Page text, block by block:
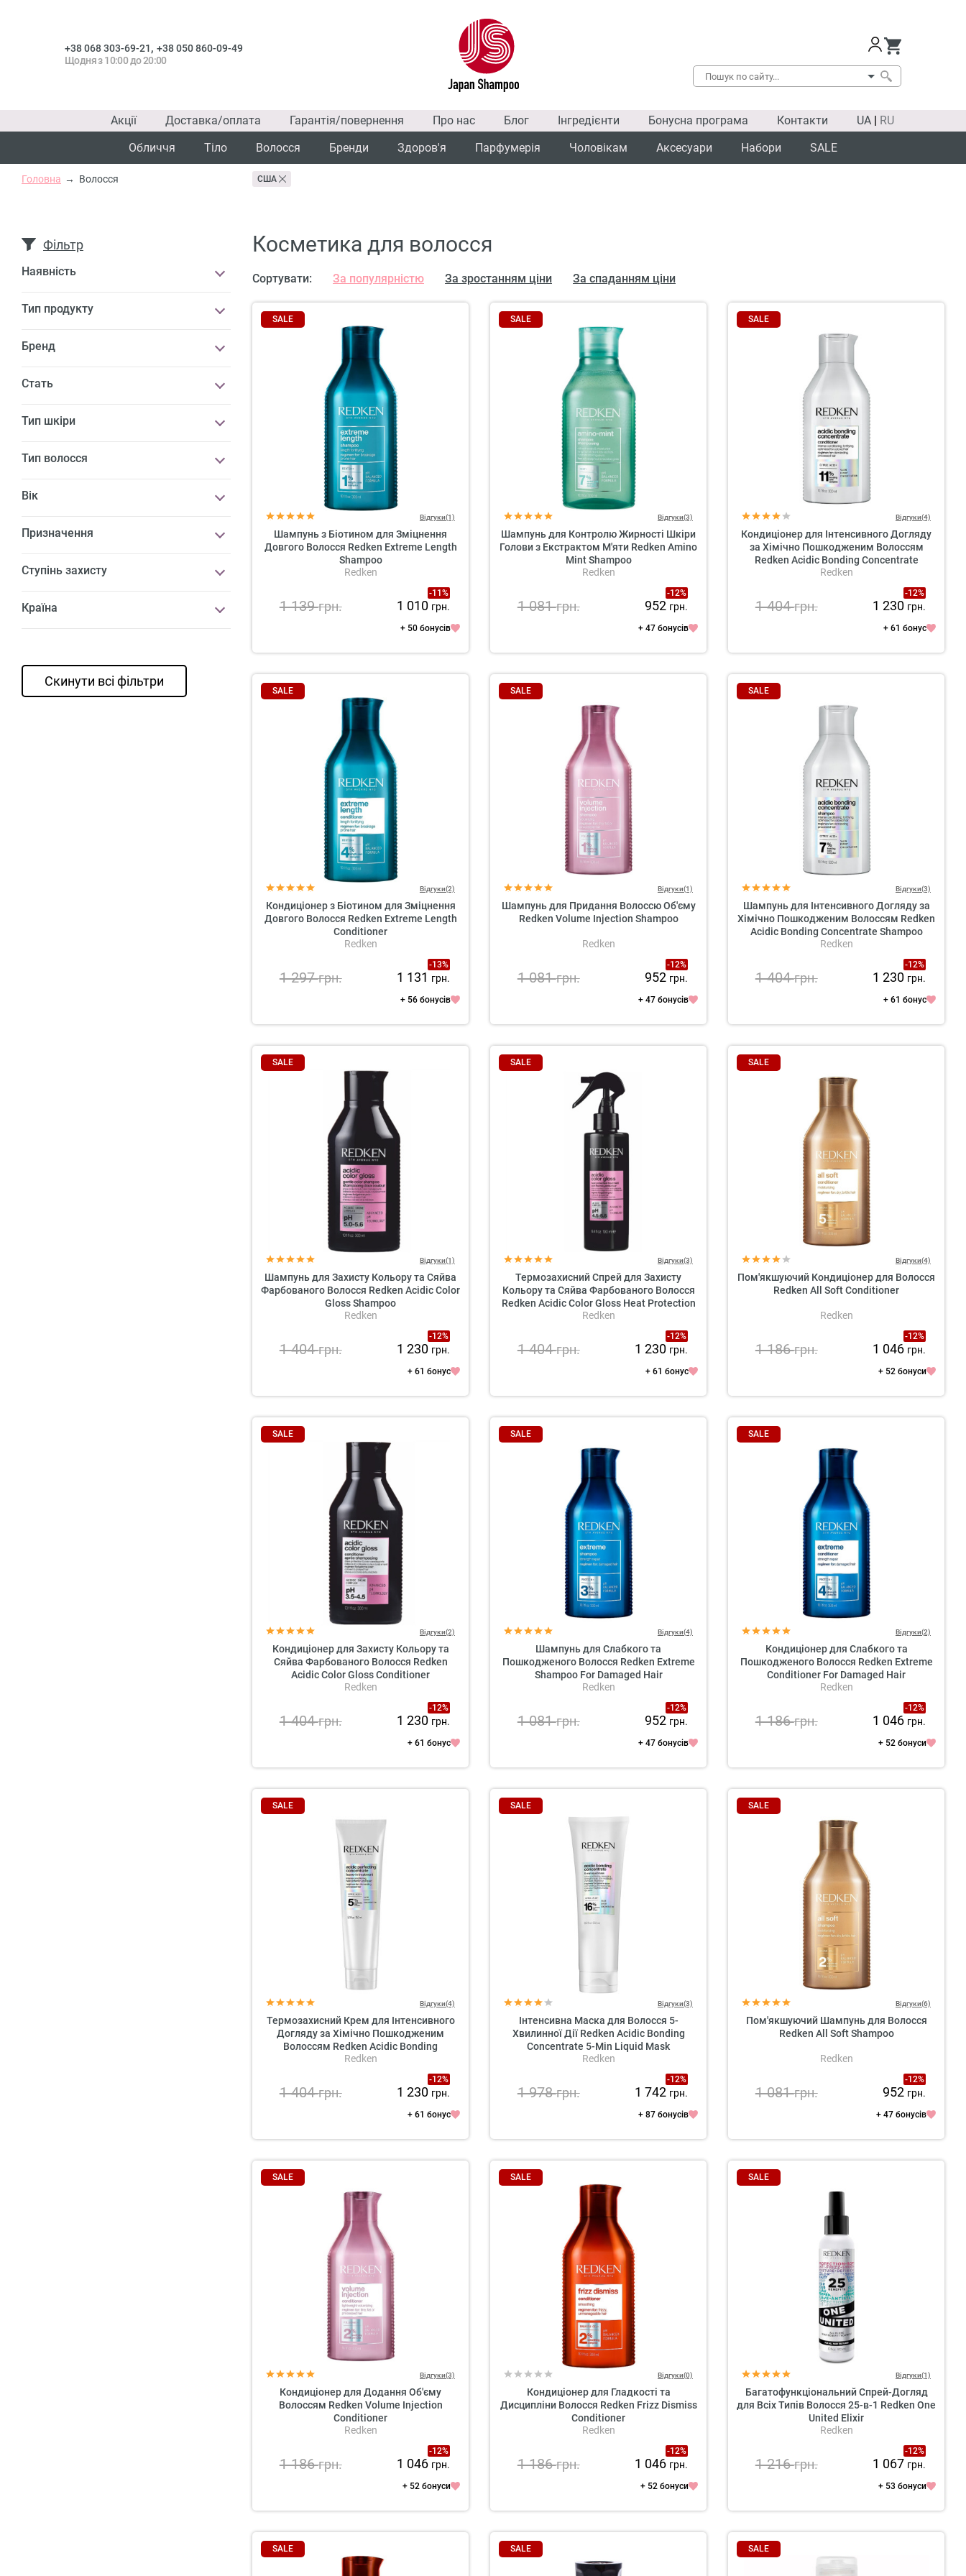
+38 068 303-69-21, +38 050 860-09-49
Щодня з 10:00 до 20:00
Акції Доставка/оплата Гарантія/повернення Про нас Блог Інгредієнти Бонусна програма Контакти UA | RU
Обличчя
Тіло Волосся Бренди Здоров'я Парфумерія Чоловікам Аксесуари Набори SALE
Головна Волосся США
Фільтр
Наявність
Тип продукту
Бренд
Стать
Тип шкіри
Тип волосся
Вік
Призначення
Ступінь захисту
Країна
Скинути всі фільтри
Косметика для волосся
Сортувати: За популярністю За зростанням ціни За спаданням ціни
SALE
Відгуки(1)
Шампунь з Біотином для Зміцнення
Довгого Волосся Redken Extreme Length
Shampoo
Redken
-11%
1 139грн. 1 010 грн.
+ 50 бонусів
SALE
Відгуки(3)
Шампунь для Контролю Жирності Шкіри
Голови з Екстрактом М'яти Redken Amino
Mint Shampoo
Redken
-12%
1 081грн. 952 грн.
+ 47 бонусів
SALE
Відгуки(4)
Кондиціонер для Інтенсивного Догляду
за Хімічно Пошкодженим Волоссям
Redken Acidic Bonding Concentrate
Conditioner
Redken
-12%
1 404грн. 1 230 грн.
+ 61 бонус
SALE
Відгуки(2)
Кондиціонер з Біотином для Зміцнення
Довгого Волосся Redken Extreme Length
Conditioner
Redken
-13%
1 297грн. 1 131 грн.
+ 56 бонусів
SALE
Відгуки(1)
Шампунь для Придання Волоссю Об'єму
Redken Volume Injection Shampoo
Redken
-12%
1 081грн. 952 грн.
+ 47 бонусів
SALE
Відгуки(3)
Шампунь для Інтенсивного Догляду за
Хімічно Пошкодженим Волоссям Redken
Acidic Bonding Concentrate Shampoo
Redken
-12%
1 404грн. 1 230 грн.
+ 61 бонус
SALE
Відгуки(1)
Шампунь для Захисту Кольору та Сяйва
Фарбованого Волосся Redken Acidic Color
Gloss Shampoo
Redken
-12%
1 404грн. 1 230 грн.
+ 61 бонус
SALE
Відгуки(3)
Термозахисний Спрей для Захисту
Кольору та Сяйва Фарбованого Волосся
Redken Acidic Color Gloss Heat Protection
Treatment
Redken
-12%
1 404грн. 1 230 грн.
+ 61 бонус
SALE
Відгуки(4)
Пом'якшуючий Кондиціонер для Волосся
Redken All Soft Conditioner
Redken
-12%
1 186грн. 1 046 грн.
+ 52 бонуси
SALE
Відгуки(2)
Кондиціонер для Захисту Кольору та
Сяйва Фарбованого Волосся Redken
Acidic Color Gloss Conditioner
Redken
-12%
1 404грн. 1 230 грн.
+ 61 бонус
SALE
Відгуки(4)
Шампунь для Слабкого та
Пошкодженого Волосся Redken Extreme
Shampoo For Damaged Hair
Redken
-12%
1 081грн. 952 грн.
+ 47 бонусів
SALE
Відгуки(2)
Кондиціонер для Слабкого та
Пошкодженого Волосся Redken Extreme
Conditioner For Damaged Hair
Redken
-12%
1 186грн. 1 046 грн.
+ 52 бонуси
SALE
Відгуки(4)
Термозахисний Крем для Інтенсивного
Догляду за Хімічно Пошкодженим
Волоссям Redken Acidic Bonding
Concentrate Leave-in Treatment
Redken
-12%
1 404грн. 1 230 грн.
+ 61 бонус
SALE
Відгуки(3)
Інтенсивна Маска для Волосся 5-
Хвилинної Дії Redken Acidic Bonding
Concentrate 5-Min Liquid Mask
Redken
-12%
1 978грн. 1 742 грн.
+ 87 бонусів
SALE
Відгуки(6)
Пом'якшуючий Шампунь для Волосся
Redken All Soft Shampoo
Redken
-12%
1 081грн. 952 грн.
+ 47 бонусів
SALE
Відгуки(3)
Кондиціонер для Додання Об'єму
Волоссям Redken Volume Injection
Conditioner
Redken
-12%
1 186грн. 1 046 грн.
+ 52 бонуси
SALE
Відгуки(0)
Кондиціонер для Гладкості та
Дисципліни Волосся Redken Frizz Dismiss
Conditioner
Redken
-12%
1 186грн. 1 046 грн.
+ 52 бонуси
SALE
Відгуки(1)
Багатофункціональний Спрей-Догляд
для Всіх Типів Волосся 25-в-1 Redken One
United Elixir
Redken
-12%
1 216грн. 1 067 грн.
+ 53 бонуси
SALE SALE SALE